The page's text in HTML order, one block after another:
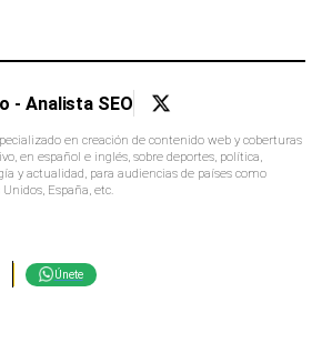
- Analista SEO
en creación de contenido web y coberturas
en español e inglés, sobre deportes, política,
y actualidad, para audiencias de países como
España, etc.
Únete